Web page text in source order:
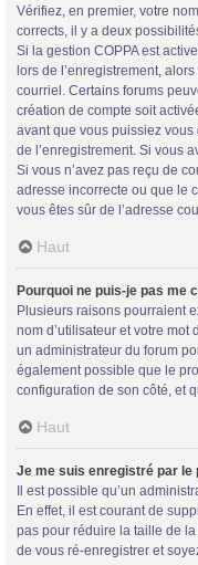
Forum d'information sur les
Vérifiez, en premier, votre
corrects, il y a deux
Si la gestion COPPA est
lors de l’enregistrement,
courriel. Certains forums
création de compte soit
avant que vous puissiez
de l’enregistrement. Si vous
Si vous n’avez pas reçu de
adresse incorrecte ou que le
vous êtes sûr de l’adresse
Haut
Pourquoi ne puis-je pas me
Plusieurs raisons pourraient
nom d’utilisateur et votre mot
un administrateur du forum
également possible que le
configuration de son côté, et
Haut
Je me suis enregistré par le
Il est possible qu’un
En effet, il est courant de
pas pour réduire la taille de
de vous ré-enregistrer et